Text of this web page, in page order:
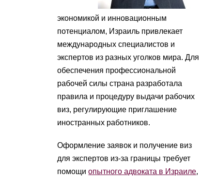
экономикой и инновационным
потенциалом, Израиль привлекает
международных специалистов и
экспертов из разных уголков мира. Для
обеспечения профессиональной
рабочей силы страна разработала
правила и процедуру выдачи рабочих
виз, регулирующие приглашение
иностранных работников.
Оформление заявок и получение виз
для экспертов из-за границы требует
помощиопытного адвоката в Израиле,